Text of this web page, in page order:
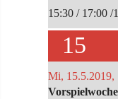
15:30 / 17:00 /
15
Mi, 15.5.2019,